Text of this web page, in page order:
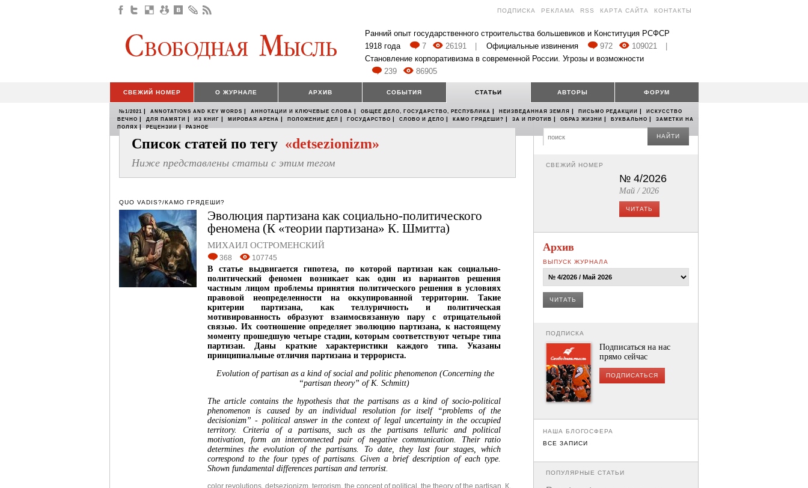
ПОДПИСКА РЕКЛАМА RSS КАРТА САЙТА КОНТАКТЫ
Ранний опыт государственного строительства большевиков и Конституция РСФСР
1918 года
7 26191 Официальные извинения 972 109021
Становление корпоративизма в современной России. Угрозы и возможности
239
86905
СВЕЖИЙ НОМЕР О ЖУРНАЛЕ АРХИВ СОБЫТИЯ СТАТЬИ АВТОРЫ ФОРУМ
№1/2021 | ANNOTATIONS AND KEY WORDS | АННОТАЦИИ И КЛЮЧЕВЫЕ СЛОВА | ОБЩЕЕ ДЕЛО, ГОСУДАРСТВО, РЕСПУБЛИКА | НЕИЗВЕДАННАЯ ЗЕМЛЯ | ПИСЬМО РЕДАКЦИИ |
ИСКУССТВО
ВЕЧНО | ДЛЯ ПАМЯТИ | ИЗ КНИГ | МИРОВАЯ АРЕНА | ПОЛОЖЕНИЕ ДЕЛ | ГОСУДАРСТВО | СЛОВО И ДЕЛО | КАМО ГРЯДЕШИ? | ЗА И ПРОТИВ | ОБРАЗ ЖИЗНИ | БУКВАЛЬНО |
ЗАМЕТКИ НА
ПОЛЯХ | РЕЦЕНЗИИ | РАЗНОЕ
Список статей по тегу «detsezionizm»
Ниже представлены статьи с этим тегом
QUO VADIS?/КАМО ГРЯДЕШИ?
Эволюция партизана как социально-политического
феномена (К «теории партизана» К. Шмитта)
МИХАИЛ ОСТРОМЕНСКИЙ
368 107745
В статье выдвигается гипотеза, по которой партизан как социально-
политический феномен возникает как один из вариантов решения
частным лицом проблемы принятия политического решения в условиях
правовой неопределенности на оккупированной территории. Такие
критерии партизана, как теллуричность и политическая
мотивированность образуют взаимосвязанную пару с отрицательной
связью. Их соотношение определяет эволюцию партизана, к настоящему
моменту прошедшую четыре стадии, которым соответствуют четыре типа
партизан. Даны краткие характеристики каждого типа. Указаны
принципиальные отличия партизана и террориста.
Evolution of partisan as a kind of social and politic phenomenon (Concerning the
“partisan theory” of K. Schmitt)
The article contains the hypothesis that the partisans as a kind of socio-political
phenomenon is caused by an individual resolution for itself “problems of the
decisionizm” - political answer in the context of legal uncertainty in the occupied
territory. Criteria of a partisans, such as the partisans telluric and political
motivation, form an interconnected pair of negative communication. Their ratio
determines the evolution of the partisans. To date, they last four stages, which
correspond to the four types of partisans. Given a brief description of each type.
Shown fundamental differences partisan and terrorist.
НАЙТИ
СВЕЖИЙ НОМЕР
№ 4/2026
Май / 2026
ЧИТАТЬ
Архив
ВЫПУСК ЖУРНАЛА
ЧИТАТЬ
ПОДПИСКА
Подписаться на нас
прямо сейчас
ПОДПИСАТЬСЯ
НАША БЛОГОСФЕРА
ВСЕ ЗАПИСИ
ПОПУЛЯРНЫЕ СТАТЬИ